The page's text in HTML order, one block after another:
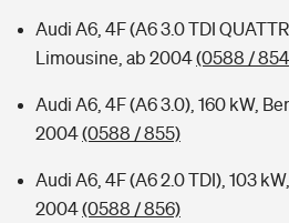
Audi A6, 4F (A6 3.0 TDI
Limousine, ab 2004(0588 /
Audi A6, 4F (A6 3.0), 160 kW,
2004(0588 / 855)
Audi A6, 4F (A6 2.0 TDI), 103
2004(0588 / 856)